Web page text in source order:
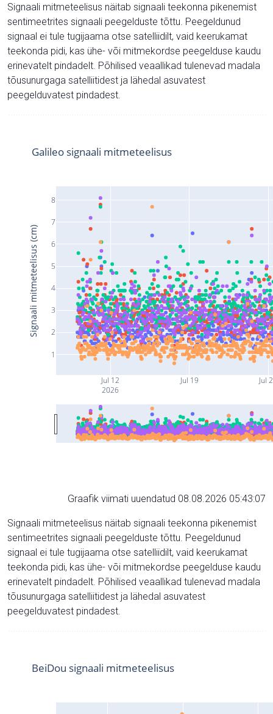
Signaali mitmeteelisus näitab signaali teekonna pikenemist
sentimeetrites signaali peegelduste tõttu. Peegeldunud
signaal ei tule tugijaama otse satelliidilt, vaid keerukamat
teekonda pidi, kas ühe- või mitmekordse peegelduse kaudu
erinevatelt pindadelt. Põhilised veaallikad tulenevad madala
tõusunurgaga satelliitidest ja lähedal asuvatest
peegelduvatest pindadest.
Jul 12
2026
Jul 19 Jul
1
2
3
4
5
6
7
8
Galileo signaali mitmeteelisus
Signaali mitmeteelisus (cm)
Graafik viimati uuendatud 08.08.2026 05:43:07
Signaali mitmeteelisus näitab signaali teekonna pikenemist
sentimeetrites signaali peegelduste tõttu. Peegeldunud
signaal ei tule tugijaama otse satelliidilt, vaid keerukamat
teekonda pidi, kas ühe- või mitmekordse peegelduse kaudu
erinevatelt pindadelt. Põhilised veaallikad tulenevad madala
tõusunurgaga satelliitidest ja lähedal asuvatest
peegelduvatest pindadest.
BeiDou signaali mitmeteelisus